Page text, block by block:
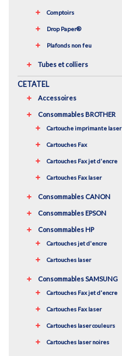
Comptoirs
Drop Paper®
Plafonds non feu
Tubes et colliers
CETATEL
Accessoires
Consommables BROTHER
Cartouche imprimante laser
Cartouches Fax
Cartouches Fax jet d'encre
Cartouches Fax laser
Consommables CANON
Consommables EPSON
Consommables HP
Cartouches jet d'encre
Cartouches laser
Consommables SAMSUNG
Cartouches Fax jet d'encre
Cartouches Fax laser
Cartouches laser couleurs
Cartouches laser noires